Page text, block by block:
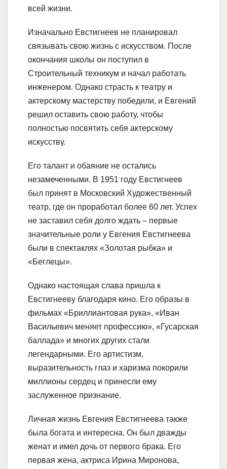
всей жизни.
Изначально Евстигнеев не планировал
связывать свою жизнь с искусством. После
окончания школы он поступил в
Строительный техникум и начал работать
инженером. Однако страсть к театру и
актерскому мастерству победили, и Евгений
решил оставить свою работу, чтобы
полностью посвятить себя актерскому
искусству.
Его талант и обаяние не остались
незамеченными. В 1951 году Евстигнеев
был принят в Московский Художественный
театр, где он проработал более 60 лет. Успех
не заставил себя долго ждать – первые
значительные роли у Евгения Евстигнеева
были в спектаклях «Золотая рыбка» и
«Беглецы».
Однако настоящая слава пришла к
Евстигнееву благодаря кино. Его образы в
фильмах «Бриллиантовая рука», «Иван
Васильевич меняет профессию», «Гусарская
баллада» и многих других стали
легендарными. Его артистизм,
выразительность глаз и харизма покорили
миллионы сердец и принесли ему
заслуженное признание.
Личная жизнь Евгения Евстигнеева также
была богата и интересна. Он был дважды
женат и имел дочь от первого брака. Его
первая жена, актриса Ирина Миронова,